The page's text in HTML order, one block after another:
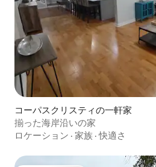
コーパスクリスティの一軒家
揃った海岸沿いの家
ロケーション · 家族 ·快適さ